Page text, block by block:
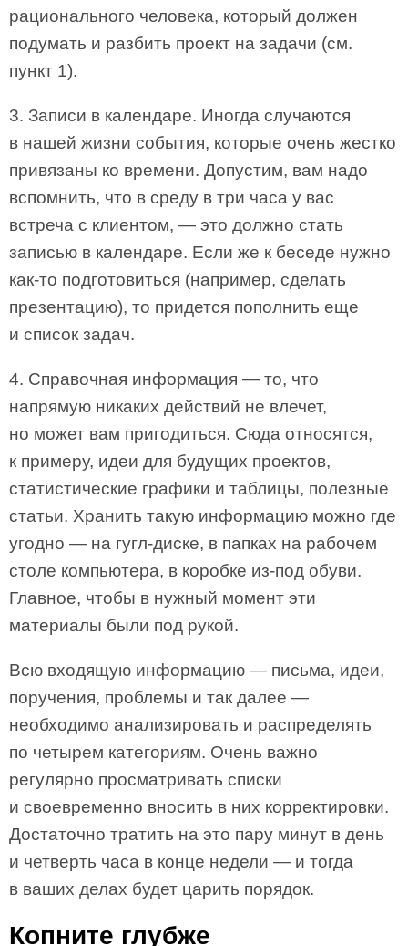
рационального человека, который должен
подумать и разбить проект на задачи (см.
пункт 1).
3. Записи в календаре. Иногда случаются
в нашей жизни события, которые очень жестко
привязаны ко времени. Допустим, вам надо
вспомнить, что в среду в три часа у вас
встреча с клиентом, — это должно стать
записью в календаре. Если же к беседе нужно
как-то подготовиться (например, сделать
презентацию), то придется пополнить еще
и список задач.
4. Справочная информация — то, что
напрямую никаких действий не влечет,
но может вам пригодиться. Сюда относятся,
к примеру, идеи для будущих проектов,
статистические графики и таблицы, полезные
статьи. Хранить такую информацию можно где
угодно — на гугл-диске, в папках на рабочем
столе компьютера, в коробке из-под обуви.
Главное, чтобы в нужный момент эти
материалы были под рукой.
Всю входящую информацию — письма, идеи,
поручения, проблемы и так далее —
необходимо анализировать и распределять
по четырем категориям. Очень важно
регулярно просматривать списки
и своевременно вносить в них корректировки.
Достаточно тратить на это пару минут в день
и четверть часа в конце недели — и тогда
в ваших делах будет царить порядок.
Копните глубже